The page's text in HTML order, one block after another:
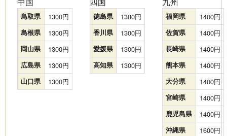
鳥取県 1300
島根県 1300
岡山県 1300
広島県 1300
山口県 1300
徳島県 1300
香川県 1300
愛媛県 1300
高知県 1300
福岡県 1400
佐賀県 1400
長崎県 1400
熊本県 1400
大分県 1400
宮崎県 1400
鹿児島県 1400
沖縄県 1600